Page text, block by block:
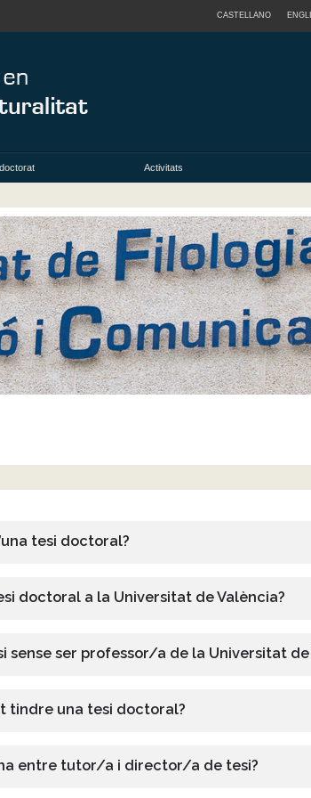
CASTELLANO
Activitats
tesi doctoral?
doctoral a la Universitat de València?
sense ser professor/a de la Universitat de
tindre una tesi doctoral?
entre tutor/a i director/a de tesi?